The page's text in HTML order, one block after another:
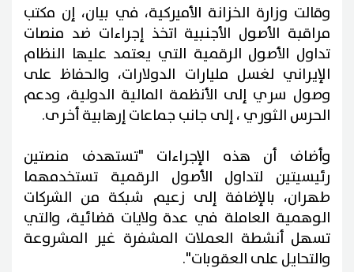
وقالت وزارة الخزانة الأميركية، في بيان، إن مكتب
مراقبة الأصول الأجنبية اتخذ إجراءات ضد منصات
تداول الأصول الرقمية التي يعتمد عليها النظام
الإيراني لغسل مليارات الدولارات، والحفاظ على
وصول سري إلى الأنظمة المالية الدولية، ودعم
الحرس الثوري ، إلى جانب جماعات إرهابية أخرى.
وأضاف أن هذه الإجراءات "تستهدف منصتين
رئيسيتين لتداول الأصول الرقمية تستخدمهما
طهران، بالإضافة إلى زعيم شبكة من الشركات
الوهمية العاملة في عدة ولايات قضائية، والتي
تسهل أنشطة العملات المشفرة غير المشروعة
والتحايل على العقوبات".